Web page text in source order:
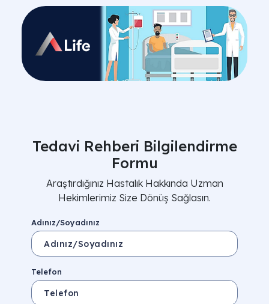
Tedavi Rehberi Bilgilendirme
Formu
Araştırdığınız Hastalık Hakkında Uzman
Hekimlerimiz Size Dönüş Sağlasın.
Adınız/Soyadınız
Telefon